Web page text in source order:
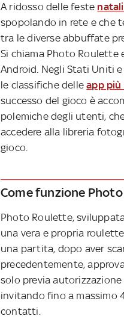
A ridosso delle feste
spopolando in rete e che
tra le diverse abbuffate
Si chiama Photo Roulette
Android. Negli Stati Uniti
le classifiche delleapp più
successo del gioco è
polemiche degli utenti,
accedere alla libreria
gioco.
Come funzione
Photo Roulette,
una vera e propria
una partita, dopo aver
precedentemente,
solo previa
invitando fino a massimo
contatti.